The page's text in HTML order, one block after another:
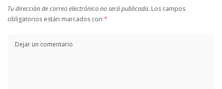
Tu dirección de correo electrónico no será publicada. Los campos
obligatorios están marcados con *